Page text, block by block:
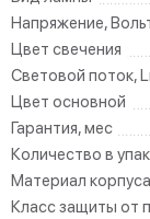
Напряжение,
Цвет свечения
Световой поток,
Цвет основной
Гарантия, мес
Количество в
Материал корпуса
Класс защиты от